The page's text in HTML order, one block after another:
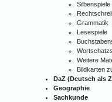
Silbenspiele
Grammatik
Lesespiele
Weitere
Bildkarten
DaZ (Deutsch als
Geographie
Sachkunde